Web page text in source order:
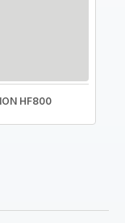
HF800